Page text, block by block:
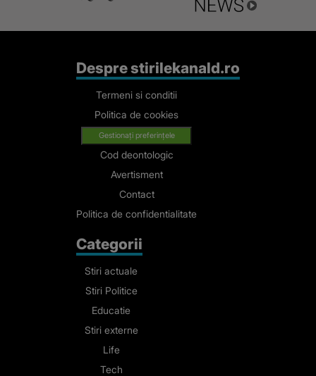
Despre stirilekanald.ro
Termeni si conditii
Politica de cookies
Gestionați preferințele
Cod deontologic
Avertisment
Contact
Politica de confidentialitate
Categorii
Stiri actuale
Stiri Politice
Educatie
Stiri externe
Life
Tech